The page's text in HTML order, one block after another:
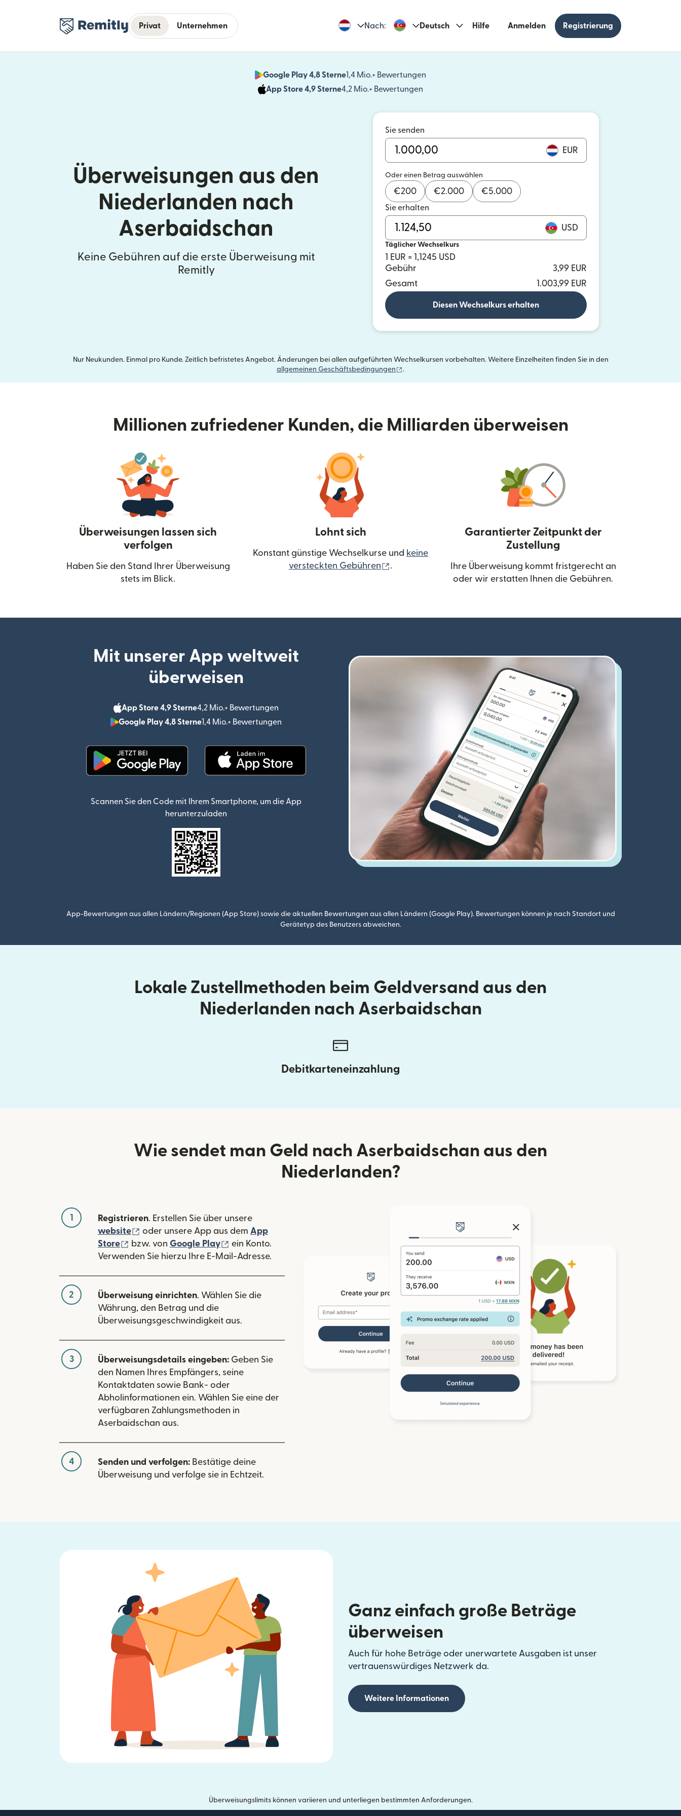
Privat Unternehmen Nach: Deutsch Hilfe Anmelden Registrierung
Google Play 4,8 Sterne1,4 Mio.+ Bewertungen
App Store 4,9 Sterne4,2 Mio.+ Bewertungen
Überweisungen aus den
Niederlanden nach
Aserbaidschan
Keine Gebühren auf die erste Überweisung mit
Remitly
Sie senden
EUR
Oder einen Betrag auswählen
€200 €2.000 €5.000
Sie erhalten
USD
Täglicher Wechselkurs
1 EUR = 1,1245 USD
Gebühr
3,99 EUR
Gesamt
1.003,99 EUR
Diesen Wechselkurs erhalten
Nur Neukunden. Einmal pro Kunde. Zeitlich befristetes Angebot. Änderungen bei allen aufgeführten Wechselkursen vorbehalten. Weitere Einzelheiten finden Sie in den
allgemeinen Geschäftsbedingungen
(wird in einem neuen Fenster geöffnet)
.
Millionen zufriedener Kunden, die Milliarden überweisen
Überweisungen lassen sich
verfolgen
Haben Sie den Stand Ihrer Überweisung
stets im Blick.
Lohnt sich
Konstant günstige Wechselkurse und keine
versteckten Gebühren
(wird in einem neuen Fenster geöffnet)
.
Garantierter Zeitpunkt der
Zustellung
Ihre Überweisung kommt fristgerecht an
oder wir erstatten Ihnen die Gebühren.
Mit unserer App weltweit
überweisen
App Store 4,9 Sterne4,2 Mio.+ Bewertungen
Google Play 4,8 Sterne1,4 Mio.+ Bewertungen
Scannen Sie den Code mit Ihrem Smartphone, um die App
herunterzuladen
App-Bewertungen aus allen Ländern/Regionen (App Store) sowie die aktuellen Bewertungen aus allen Ländern (Google Play). Bewertungen können je nach Standort und
Gerätetyp des Benutzers abweichen.
Lokale Zustellmethoden beim Geldversand aus den
Niederlanden nach Aserbaidschan
Debitkarteneinzahlung
Wie sendet man Geld nach Aserbaidschan aus den
Niederlanden?
1 Registrieren. Erstellen Sie über unsere
website
(wird in einem neuen Fenster geöffnet)
oder unsere App aus dem App
Store
(wird in einem neuen Fenster geöffnet)
bzw. von Google Play (wird in einem neuen Fenster geöffnet)
ein Konto.
Verwenden Sie hierzu Ihre E-Mail-Adresse.
2 Überweisung einrichten. Wählen Sie die
Währung, den Betrag und die
Überweisungsgeschwindigkeit aus.
3 Überweisungsdetails eingeben: Geben Sie
den Namen Ihres Empfängers, seine
Kontaktdaten sowie Bank- oder
Abholinformationen ein. Wählen Sie eine der
verfügbaren Zahlungsmethoden in
Aserbaidschan aus.
4 Senden und verfolgen: Bestätige deine
Überweisung und verfolge sie in Echtzeit.
Ganz einfach große Beträge
überweisen
Auch für hohe Beträge oder unerwartete Ausgaben ist unser
vertrauenswürdiges Netzwerk da.
Weitere Informationen
Überweisungslimits können variieren und unterliegen bestimmten Anforderungen.